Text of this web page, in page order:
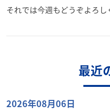
それでは今週もどうぞよろ
最近
2026年08月06日